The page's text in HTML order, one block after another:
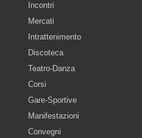
Incontri
Mercati
Intrattenimento
Discoteca
Teatro-Danza
Corsi
Gare-Sportive
Manifestazioni
Convegni